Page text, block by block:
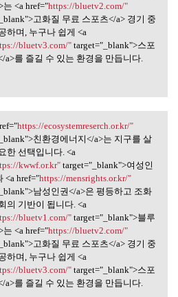
는 <a href="https://bluetv2.com/"
고화질 무료 스포츠</a> 경기 중
하며, 누구나 쉽게 <a
bluetv3.com/"target="_blank">스포
a>를 즐길 수 있는 환경을 만듭니다.
https://ecosystemreserch.or.kr/"
친환경에너지</a>는 지구를 살
한 선택입니다. <a
kwwf.or.kr"target="_blank">여성인
<a href="https://mensrights.or.kr/"
남성인권</a>은 평등하고 조화
의 기반이 됩니다. <a
bluetv1.com/"target="_blank">블루
는 <a href="https://bluetv2.com/"
고화질 무료 스포츠</a> 경기 중
하며, 누구나 쉽게 <a
bluetv3.com/"target="_blank">스포
a>를 즐길 수 있는 환경을 만듭니다.